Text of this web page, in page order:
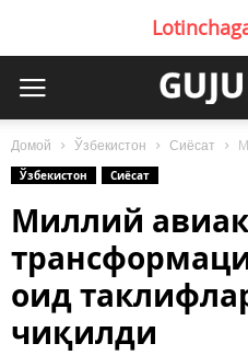
Домой Ўзбекистон Сиёсат
Ўзбекистон
Сиёсат
Миллий
оид
чиқилди